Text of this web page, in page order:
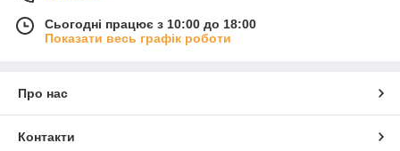
Сьогодні працює з 10:00 до 18:00
Показати весь графік роботи
Про нас
Контакти